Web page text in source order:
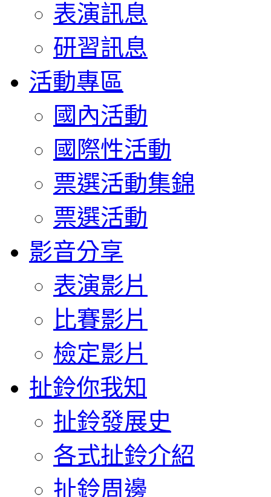
表演訊息
研習訊息
活動專區
國內活動
國際性活動
票選活動集錦
票選活動
影音分享
表演影片
比賽影片
檢定影片
扯鈴你我知
扯鈴發展史
各式扯鈴介紹
扯鈴周邊